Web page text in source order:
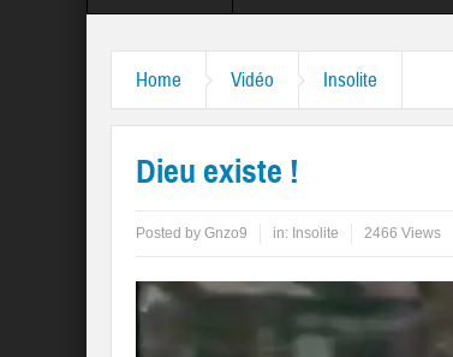
Home Vidéo Insolite
Dieu existe !
Posted by Gnzo9 in: Insolite 2466 Views
Lecteur